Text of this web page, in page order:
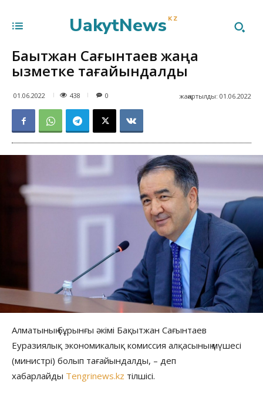
UakytNews KZ
Бақытжан Сағынтаев жаңа
қызметке тағайындалды
01.06.2022 438 жаңартылды: 01.06.2022
0
Алматының бұрынғы әкімі Бақытжан Сағынтаев
Еуразиялық экономикалық комиссия алқасының мүшесі
(министрі) болып тағайындалды, – деп
хабарлайды Tengrinews.kz тілшісі.